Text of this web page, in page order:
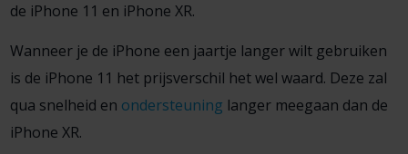
de iPhone 11 en iPhone XR.
Wanneer je de iPhone een jaartje langer wilt gebruiken
is de iPhone 11 het prijsverschil het wel waard. Deze zal
qua snelheid en ondersteuning langer meegaan dan de
iPhone XR.